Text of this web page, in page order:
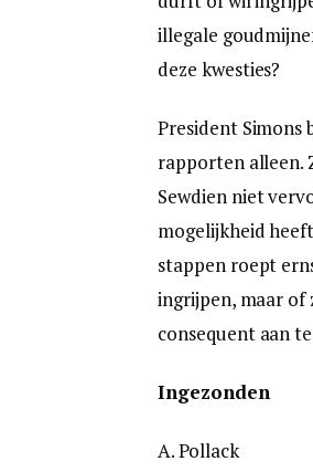
illegale
deze kwesties?
President
rapporten alleen.
Sewdien niet
mogelijkheid
stappen roept
ingrijpen, maar of
consequent aan
Ingezonden
A. Pollack